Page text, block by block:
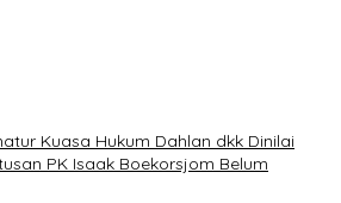
Kuasa Hukum Dahlan dkk Dinilai
PK Isaak Boekorsjom Belum